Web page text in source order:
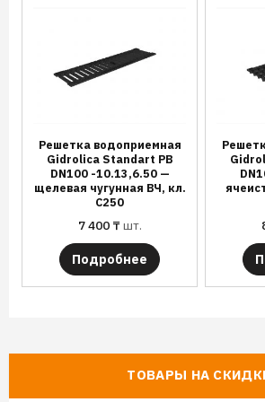
ТОВАРЫ НА
Решетка водоприемная
Gidrolica Standart РВ
DN100 -10.13,6.50 —
щелевая чугунная ВЧ, кл.
С250
7 400 ₸шт.
Подробнее